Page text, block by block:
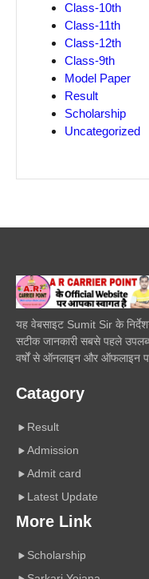
Class-10th
Class-11th
Class-12th
Class-9th
Model Paper
Result
Scholarship
Uncategorized
यह वेबसाइट Sumit Sir के
सटीक जानकारी सबसे पहले
वर्षों से ऑनलाइन और ऑफलाइन
Catagory
Result
Admission
Admit card
Latest Update
More Link
Scholarship